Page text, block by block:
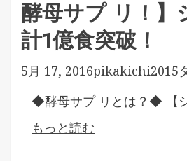
酵母サプ リ！】
計1億食突破！
5月 17, 2016pikakichi2015
◆酵母サプ リとは？◆ 【
もっと読む